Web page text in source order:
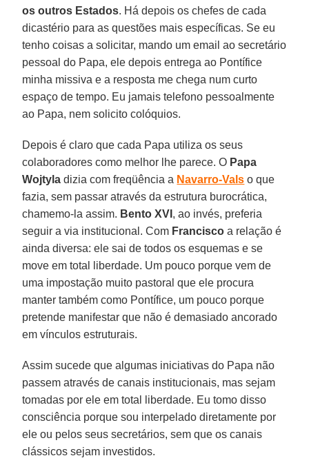
os outros Estados. Há depois os chefes de cada
dicastério para as questões mais específicas. Se eu
tenho coisas a solicitar, mando um email ao secretário
pessoal do Papa, ele depois entrega ao Pontífice
minha missiva e a resposta me chega num curto
espaço de tempo. Eu jamais telefono pessoalmente
ao Papa, nem solicito colóquios.
Depois é claro que cada Papa utiliza os seus
colaboradores como melhor lhe parece. O Papa
Wojtyla dizia com freqüência a Navarro-Vals o que
fazia, sem passar através da estrutura burocrática,
chamemo-la assim. Bento XVI , ao invés, preferia
seguir a via institucional. Com Francisco a relação é
ainda diversa: ele sai de todos os esquemas e se
move em total liberdade. Um pouco porque vem de
uma impostação muito pastoral que ele procura
manter também como Pontífice, um pouco porque
pretende manifestar que não é demasiado ancorado
em vínculos estruturais.
Assim sucede que algumas iniciativas do Papa não
passem através de canais institucionais, mas sejam
tomadas por ele em total liberdade. Eu tomo disso
consciência porque sou interpelado diretamente por
ele ou pelos seus secretários, sem que os canais
clássicos sejam investidos.